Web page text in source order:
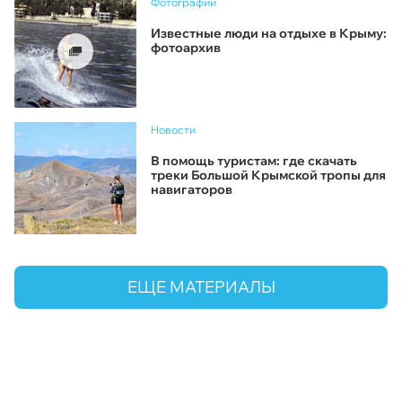
Известные люди на отдыхе в Крыму:
фотоархив
Новости
В помощь туристам: где скачать
треки Большой Крымской тропы для
навигаторов
ЕЩЕ МАТЕРИАЛЫ